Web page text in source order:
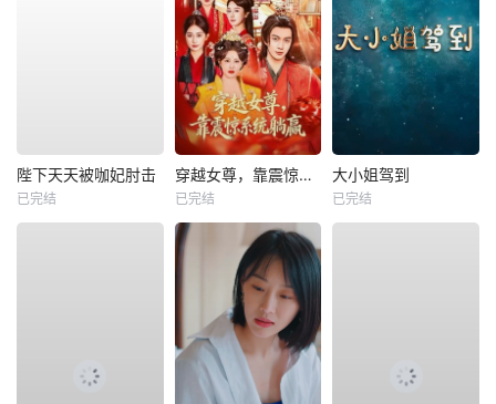
陛下天天被咖妃肘击
已完结
穿越女尊，靠震惊系统躺赢
已完结
大小姐驾到
已完结